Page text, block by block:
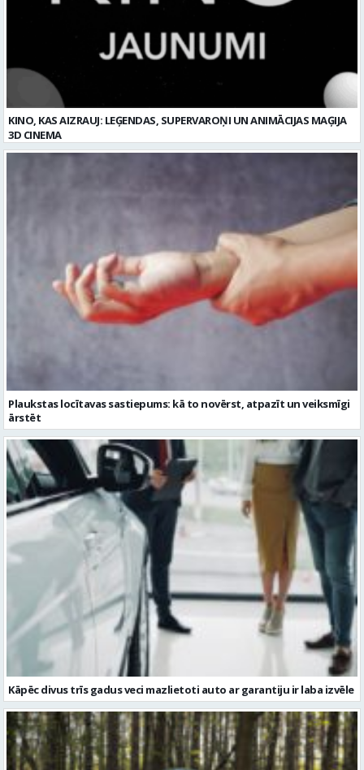
Plaukstas locītavas sastiepums: kā to novērst, atpazīt un veiksmīgi
Kāpēc divus trīs gadus veci mazlietoti auto ar garantiju ir laba izvēle